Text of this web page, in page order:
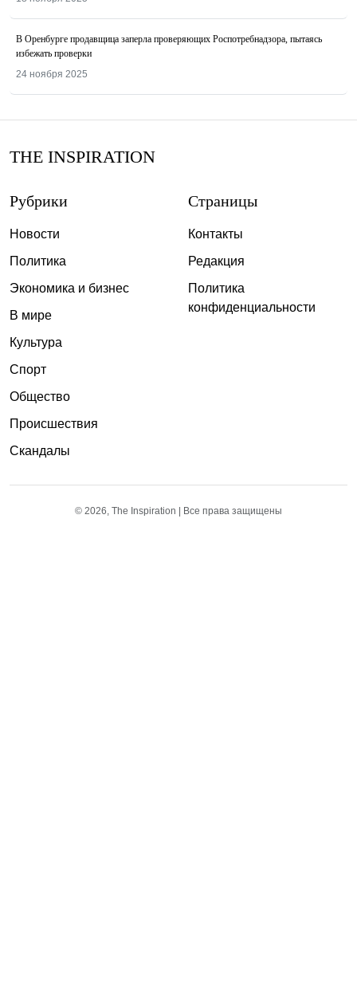
В Оренбурге продавщица заперла проверяющих Роспотребнадзора, пытаясь
избежать проверки
24 ноября 2025
THE INSPIRATION
Рубрики
Новости
Политика
Экономика и бизнес
В мире
Культура
Спорт
Общество
Происшествия
Скандалы
Страницы
Контакты
Редакция
Политика
конфиденциальности
© 2026, The Inspiration | Все права защищены